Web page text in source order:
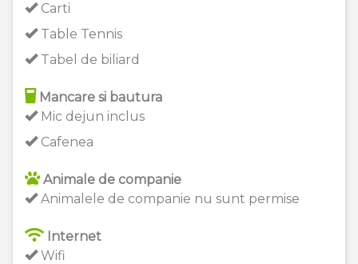
Carti
Table Tennis
Tabel de biliard
Mancare si bautura
Mic dejun inclus
Cafenea
Animale de companie
Animalele de companie nu sunt permise
Internet
Wifi